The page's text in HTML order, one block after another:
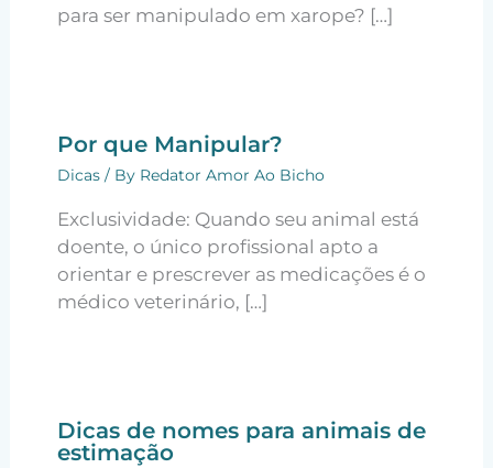
para ser manipulado em xarope? […]
Por que Manipular?
Dicas/ By Redator Amor Ao Bicho
Exclusividade: Quando seu animal está
doente, o único profissional apto a
orientar e prescrever as medicações é o
médico veterinário, […]
Dicas de nomes para animais de
estimação